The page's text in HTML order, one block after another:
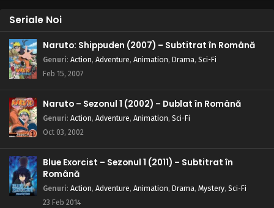
Seriale Noi
Naruto: Shippuden (2007) – Subtitrat în Română
Genuri: Action, Adventure, Animation, Drama, Sci-Fi
Feb 15, 2007
Naruto – Sezonul 1 (2002) – Dublat în Română
Genuri: Action, Adventure, Animation, Sci-Fi
Oct 03, 2002
Blue Exorcist – Sezonul 1 (2011) – Subtitrat în
Română
Genuri: Action, Adventure, Animation, Drama, Mystery, Sci-Fi
23 Feb 2014